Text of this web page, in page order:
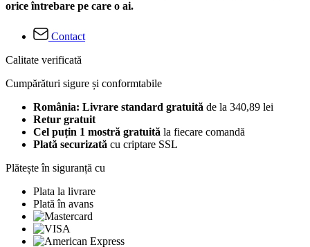
orice întrebare pe care o ai.
Contact
Calitate verificată
Cumpărături sigure și conformtabile
România: Livrare standard gratuită de la 340,89 lei
Retur gratuit
Cel puțin 1 mostră gratuită la fiecare comandă
Plată securizată cu criptare SSL
Plătește în siguranță cu
Plata la livrare
Plată în avans